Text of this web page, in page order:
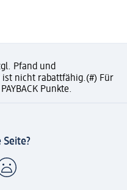
Pfand und
ist nicht rabattfähig.(#) Für
Punkte.